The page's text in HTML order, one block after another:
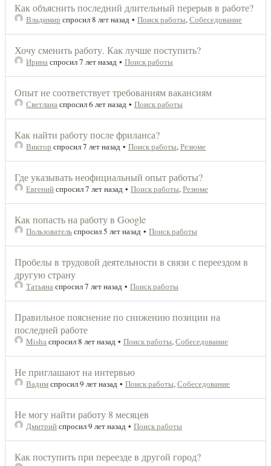
Как объяснить последний длительный перерыв в работе?
Владимир спросил 8 лет назад • Поиск работы, Собеседование
Хочу сменить работу. Как лучше поступить?
Ирина спросил 7 лет назад • Поиск работы
Опыт не соответствует требованиям вакансиям
Светлана спросил 6 лет назад • Поиск работы
Как найти работу после фриланса?
Виктор спросил 7 лет назад • Поиск работы, Резюме
Где указывать неофициальный опыт работы?
Евгенийспросил 7 лет назад • Поиск работы, Резюме
Как попасть на работу в Google
Пользовательспросил 5 лет назад • Поиск работы
Пробелы в трудовой деятельности в связи с переездом в
другую страну
Татьяна спросил 7 лет назад • Поиск работы
Правильное пояснение по снижению позиции на
последней работе
Misha спросил 8 лет назад • Поиск работы, Собеседование
Не приглашают на интервью
Вадимспросил 9 лет назад • Поиск работы, Собеседование
Не могу найти работу 8 месяцев
Дмитрийспросил 9 лет назад • Поиск работы
Как поступить при переезде в другой город?